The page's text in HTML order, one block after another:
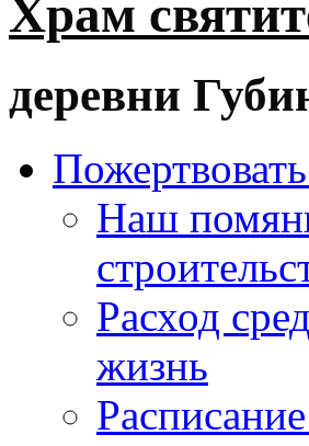
Храм
деревни
Наш
Расход
жизнь